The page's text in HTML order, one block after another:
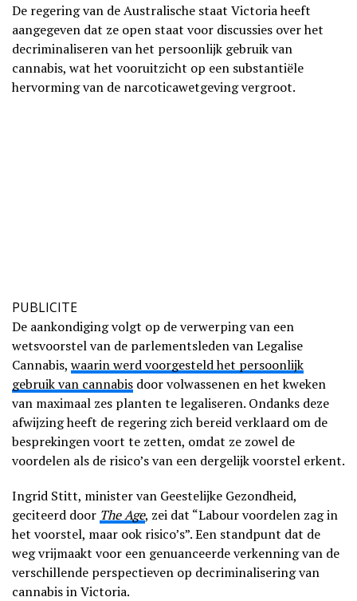
De regering van de Australische staat Victoria heeft
aangegeven dat ze open staat voor discussies over het
decriminaliseren van het persoonlijk gebruik van
cannabis, wat het vooruitzicht op een substantiële
hervorming van de narcoticawetgeving vergroot.
PUBLICITE
De aankondiging volgt op de verwerping van een
wetsvoorstel van de parlementsleden van Legalise
Cannabis, waarin werd voorgesteld het persoonlijk
gebruik van cannabis door volwassenen en het kweken
van maximaal zes planten te legaliseren. Ondanks deze
afwijzing heeft de regering zich bereid verklaard om de
besprekingen voort te zetten, omdat ze zowel de
voordelen als de risico’s van een dergelijk voorstel erkent.
Ingrid Stitt, minister van Geestelijke Gezondheid,
geciteerd door The Age, zei dat “Labour voordelen zag in
het voorstel, maar ook risico’s”. Een standpunt dat de
weg vrijmaakt voor een genuanceerde verkenning van de
verschillende perspectieven op decriminalisering van
cannabis in Victoria.